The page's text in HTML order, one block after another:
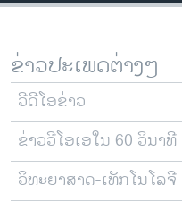
ຂ່າວປະເພດຕ່າງໆ
ວີດີໂອຂ່າວ
ຂ່າວວີໂອເອໃນ 60 ວິນາທີ
ວິທະຍາສາດ-ເທັກໂນໂລຈີ